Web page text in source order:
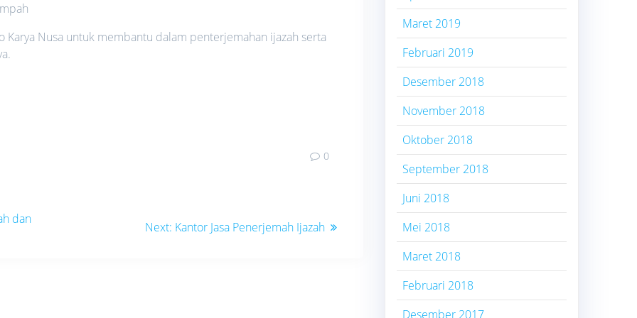
Karya Nusa untuk membantu dalam penterjemahan ijazah serta
0
dan
Next: Next
Kantor Jasa Penerjemah Ijazah
Maret 2019
Februari 2019
Desember 2018
November 2018
Oktober 2018
September 2018
Juni 2018
Mei 2018
Maret 2018
Februari 2018
Desember 2017